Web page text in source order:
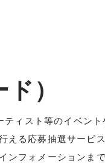
）
ティスト等のイベン
える応募抽選サービス
ンフォメーションま